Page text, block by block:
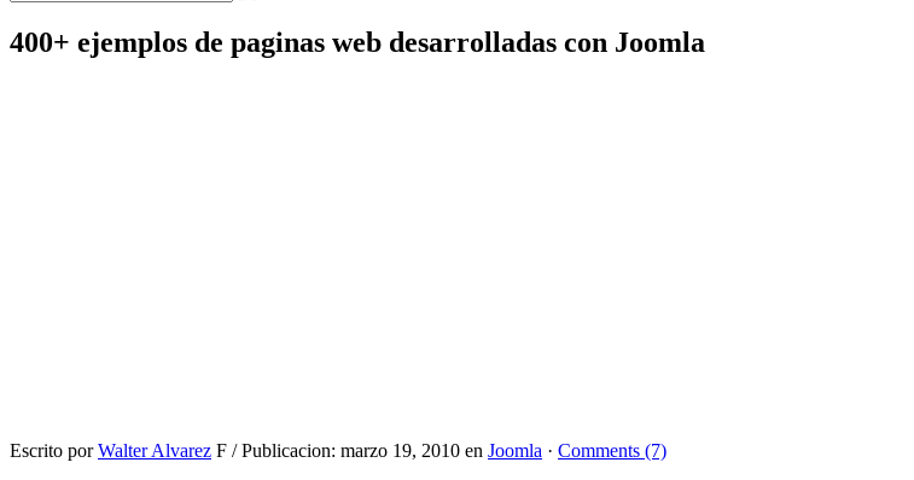
400+ ejemplos de paginas web desarrolladas con Joomla
Escrito porWalter Alvarez F / Publicacion: marzo 19, 2010 en Joomla · Comments (7)